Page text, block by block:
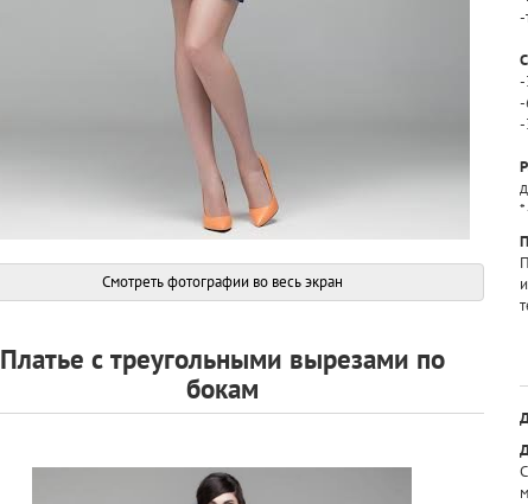
Смотреть фотографии во весь экран
Платье с треугольными вырезами по
бокам
-
-
-
-
*